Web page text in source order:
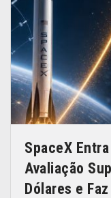
SpaceX
Avaliação
Dólares e